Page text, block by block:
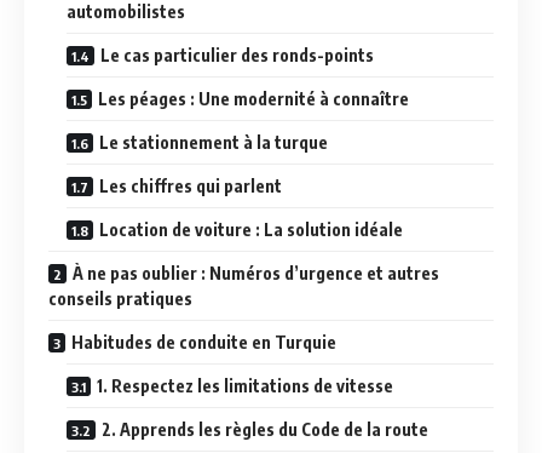
automobilistes
Le cas particulier des ronds-points
Les péages : Une modernité à connaître
Le stationnement à la turque
Les chiffres qui parlent
Location de voiture : La solution idéale
À ne pas oublier : Numéros d’urgence et autres
conseils pratiques
Habitudes de conduite en Turquie
1. Respectez les limitations de vitesse
2. Apprends les règles du Code de la route